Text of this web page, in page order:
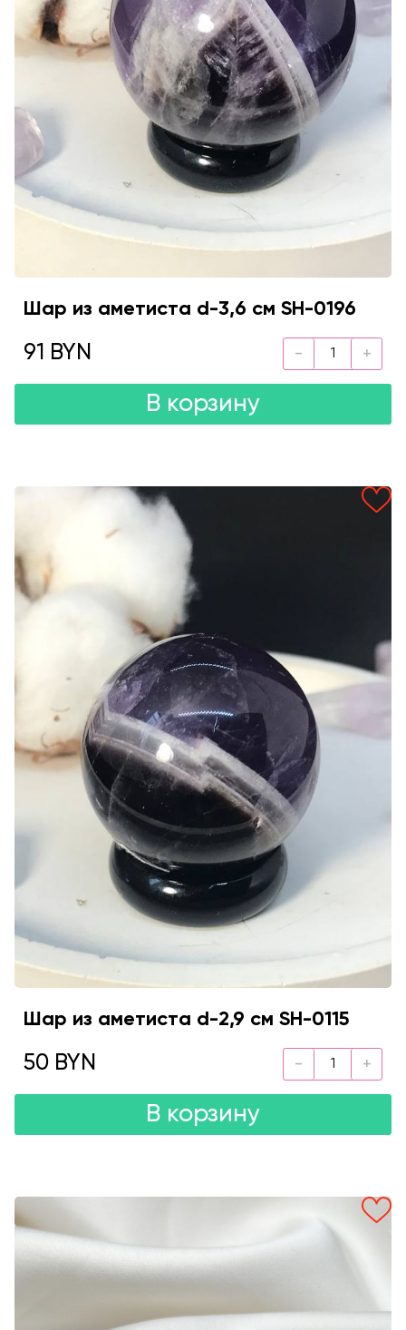
Шар из аметиста d-3,6 см SH-0196
91 BYN
В корзину
Шар из аметиста d-2,9 см SH-0115
50 BYN
В корзину